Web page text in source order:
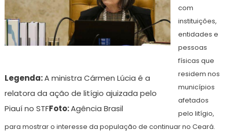
Legenda:A ministra Cármen Lúcia é a
relatora da ação de litígio ajuizada pelo
Piauí no STFFoto:Agência Brasil
com
instituições,
entidades e
pessoas
físicas que
residem nos
municípios
afetados
pelo litígio,
para mostrar o interesse da população de continuar no Ceará.